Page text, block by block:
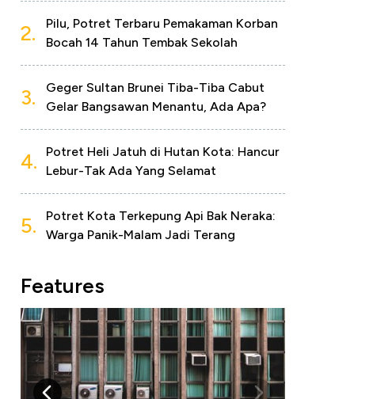
2.
Pilu, Potret Terbaru Pemakaman Korban
Bocah 14 Tahun Tembak Sekolah
3.
Geger Sultan Brunei Tiba-Tiba Cabut
Gelar Bangsawan Menantu, Ada Apa?
4.
Potret Heli Jatuh di Hutan Kota: Hancur
Lebur-Tak Ada Yang Selamat
5.
Potret Kota Terkepung Api Bak Neraka:
Warga Panik-Malam Jadi Terang
Features